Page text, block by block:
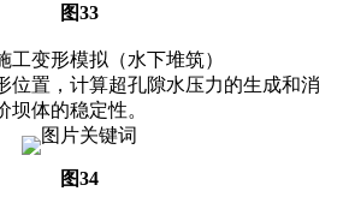
图33
工变形模拟（水下堆筑）
位置，计算超孔隙水压力的生成和消
体的稳定性。
图34